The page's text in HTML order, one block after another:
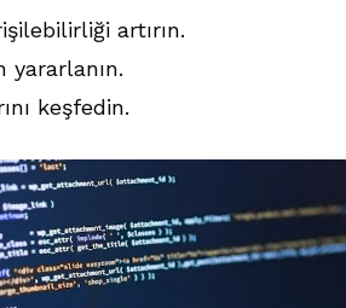
artırın.
keşfedin.